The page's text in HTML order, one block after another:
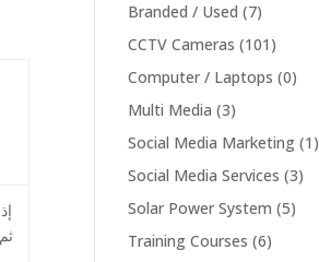
Branded / Used (7)
CCTV Cameras (101)
Computer / Laptops (0)
Multi Media (3)
Social Media Marketing (1)
Social Media Services (3)
Solar Power System (5)
Training Courses (6)